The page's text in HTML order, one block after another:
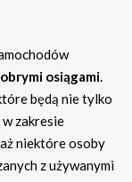
osiągami.
będą nie tylko
zakresie
niektóre osoby
z używanymi